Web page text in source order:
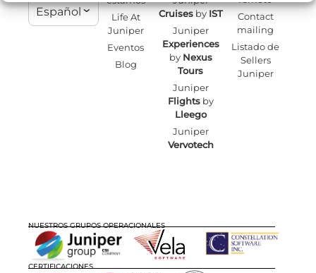
Español
Life At
Juniper
Eventos
Blog
Cruisesby IST
Juniper
Experiences
by Nexus
Tours
Juniper
Flightsby
Lleego
Juniper
Vervotech
Contact
mailing
Listado de
Sellers
Juniper
NUESTROS GRUPOS OPERACIONALES
CERTIFICACIONES